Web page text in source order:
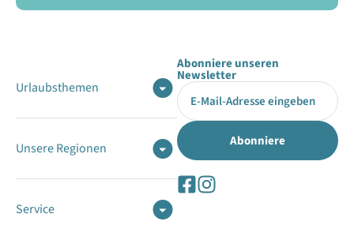
Urlaubsthemen
Unsere Regionen
Service
Abonniere unseren
Newsletter